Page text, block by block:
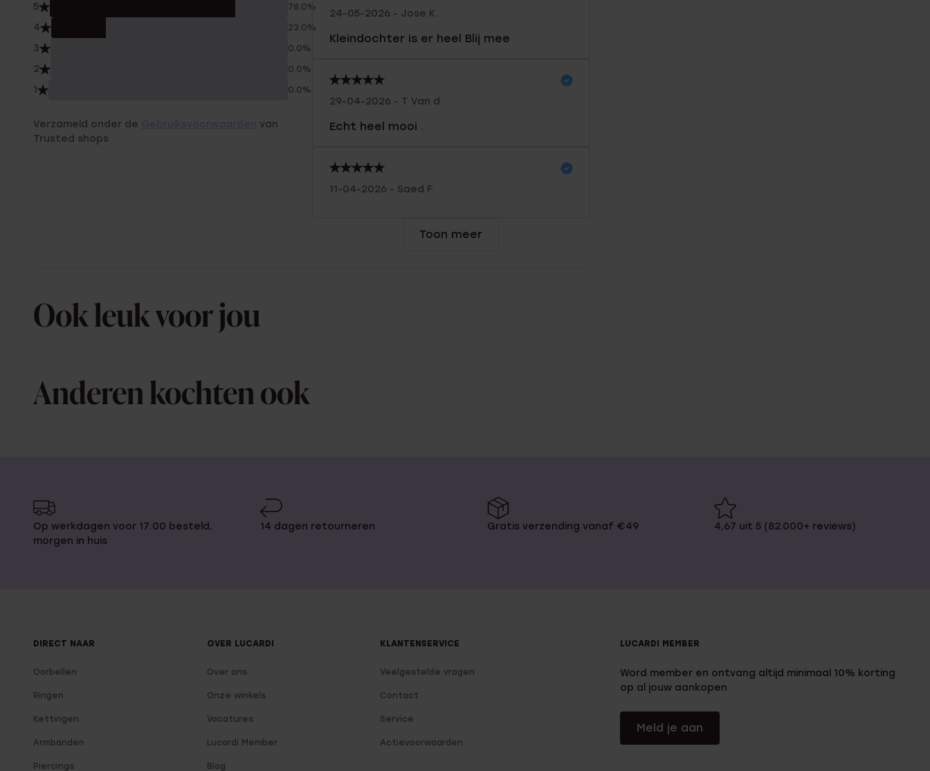
5 78.0%
4 23.0%
3 0.0%
2 0.0%
1 0.0%
Verzameld onder de
van
Trusted shops
24-05-2026 - Jose K.
Kleindochter is er heel Blij mee
29-04-2026 - T Van d.
Echt heel mooi .
11-04-2026 - Saed F.
Toon meer
Ook leuk voor jou
Anderen kochten ook
Op werkdagen voor 17:00 besteld,
morgen in huis
14 dagen retourneren Gratis verzending vanaf €49 4,67 uit 5 (82.000+ reviews)
DIRECT NAAR
Oorbellen
Ringen
Kettingen
Armbanden
Piercings
OVER LUCARDI
Over ons
Onze winkels
Vacatures
Lucardi Member
Blog
KLANTENSERVICE
Veelgestelde vragen
Contact
Service
Actievoorwaarden
LUCARDI MEMBER
Word member en ontvang altijd minimaal 10% korting
op al jouw aankopen
Meld je aan